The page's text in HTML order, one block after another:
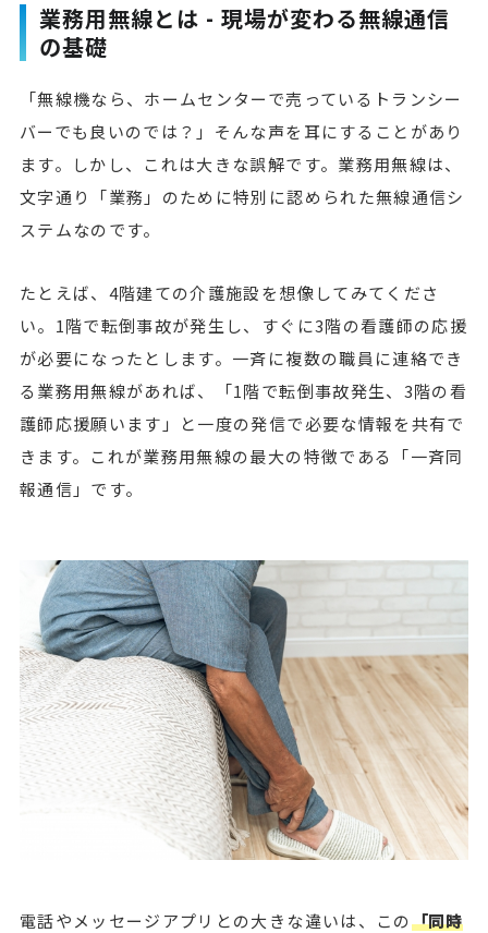
業務用無線とは - 現場が変わる無線通信
の基礎
「無線機なら、ホームセンターで売っているトランシー
バーでも良いのでは？」そんな声を耳にすることがあり
ます。しかし、これは大きな誤解です。業務用無線は、
文字通り「業務」のために特別に認められた無線通信シ
ステムなのです。
たとえば、4階建ての介護施設を想像してみてくださ
い。1階で転倒事故が発生し、すぐに3階の看護師の応援
が必要になったとします。一斉に複数の職員に連絡でき
る業務用無線があれば、「1階で転倒事故発生、3階の看
護師応援願います」と一度の発信で必要な情報を共有で
きます。これが業務用無線の最大の特徴である「一斉同
報通信」です。
電話やメッセージアプリとの大きな違いは、この「同時